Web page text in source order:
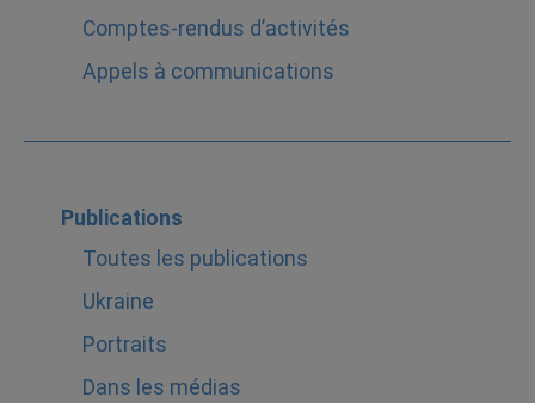
Comptes-rendus d’activités
Appels à communications
Publications
Toutes les publications
Ukraine
Portraits
Dans les médias